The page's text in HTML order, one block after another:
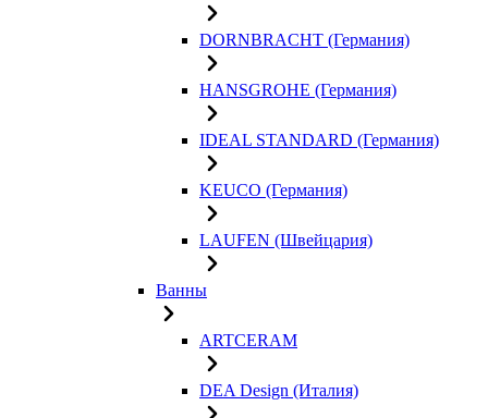
DORNBRACHT (Германия)
HANSGROHE (Германия)
IDEAL STANDARD (Германия)
KEUCO (Германия)
LAUFEN (Швейцария)
Ванны
ARTCERAM
DEA Design (Италия)